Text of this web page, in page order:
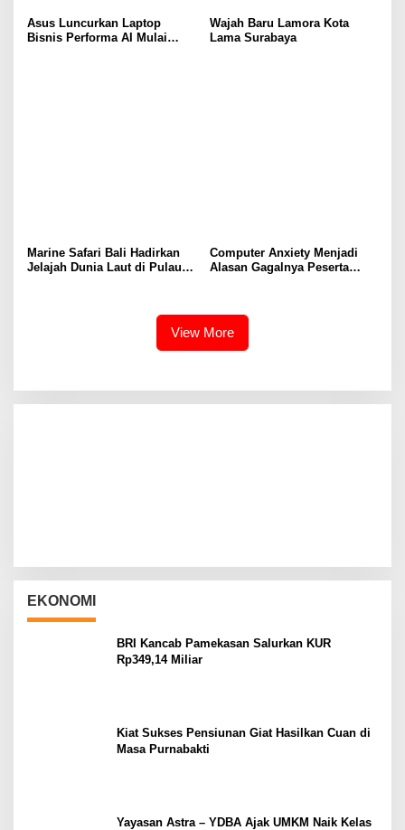
Asus Luncurkan Laptop
Bisnis Performa AI Mulai
Wajah Baru Lamora Kota
Lama Surabaya
Marine Safari Bali Hadirkan
Jelajah Dunia Laut di Pulau
Computer Anxiety Menjadi
Alasan Gagalnya Peserta
View More
EKONOMI
BRI Kancab Pamekasan Salurkan KUR
Rp349,14 Miliar
Kiat Sukses Pensiunan Giat Hasilkan Cuan di
Masa Purnabakti
Yayasan Astra – YDBA Ajak UMKM Naik Kelas